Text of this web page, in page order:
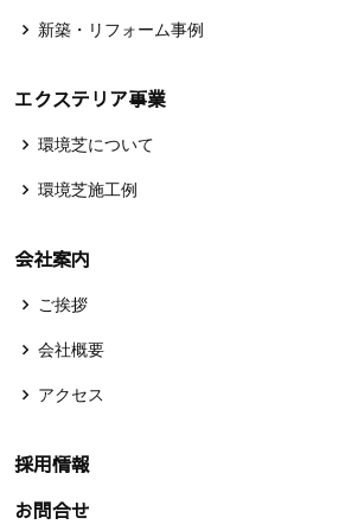
新築・リフォーム事例
エクステリア事業
環境芝について
環境芝施工例
会社案内
ご挨拶
会社概要
アクセス
採用情報
お問合せ